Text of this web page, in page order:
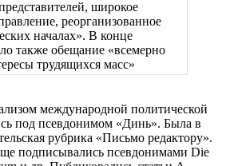
широкое
реорганизованное
началах». В конце
также обеща­ние «всемерно
трудящихся масс»
международной политической
под псевдонимом «Динь». Была в
рубрика «Письмо редактору».
подписывались псевдонимами Die